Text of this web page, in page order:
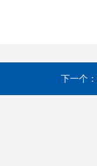
下一个：